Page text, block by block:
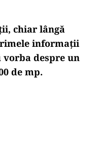
chiar lângă
informații
despre un
de mp.